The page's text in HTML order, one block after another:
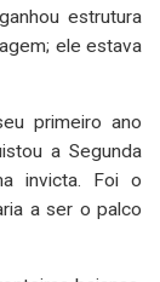
estrutura
ele estava
primeiro ano
a Segunda
invicta. Foi o
a ser o palco